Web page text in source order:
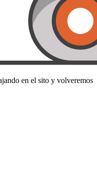
en el sito y volveremos